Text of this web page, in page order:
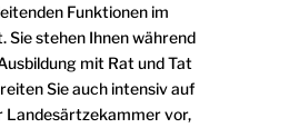
Funktionen im
Sie stehen Ihnen während
mit Rat und Tat
Sie auch intensiv auf
Landesärtzekammer vor,